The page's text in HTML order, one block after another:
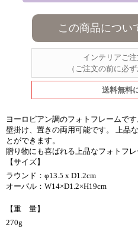
この商品につい
インテリアご
（ご注文の前に必
送料無料
ヨーロピアン調のフォトフレームです
壁掛け、置きの両用可能です。 上品
とができます。
贈り物にも喜ばれる上品なフォトフレ
【サイズ】
ラウンド：φ13.5 x D1.2cm
オーバル：W14×D1.2×H19cm
【重 量】
270g